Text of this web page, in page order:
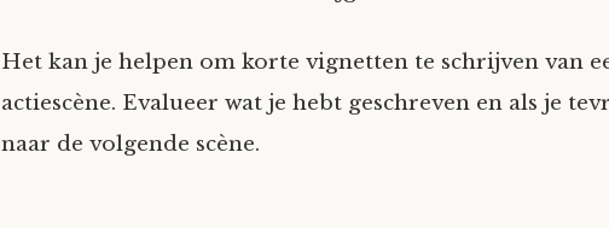
Het kan je helpen om korte vignetten te schrijven van
actiescène. Evalueer wat je hebt geschreven en als je
naar de volgende scène.